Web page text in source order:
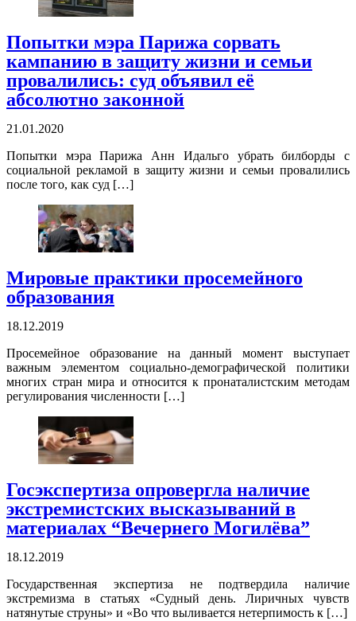
Попытки мэра Парижа сорвать
кампанию в защиту жизни и семьи
провалились: суд объявил её
абсолютно законной
21.01.2020
Попытки мэра Парижа Анн Идальго убрать билборды с
социальной рекламой в защиту жизни и семьи провалились
после того, как суд […]
Мировые практики просемейного
образования
18.12.2019
Просемейное образование на данный момент выступает
важным элементом социально-демографической политики
многих стран мира и относится к пронаталистским методам
регулирования численности […]
Госэкспертиза опровергла наличие
экстремистских высказываний в
материалах “Вечернего Могилёва”
18.12.2019
Государственная экспертиза не подтвердила наличие
экстремизма в статьях «Судный день. Лиричных чувств
натянутые струны» и «Во что выливается нетерпимость к […]